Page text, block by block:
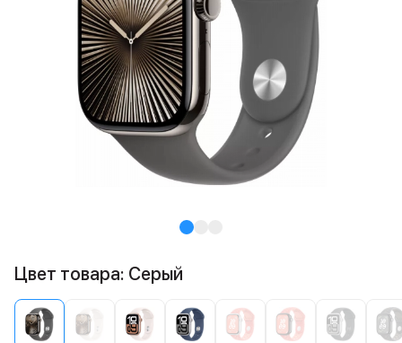
Цвет товара: Серый